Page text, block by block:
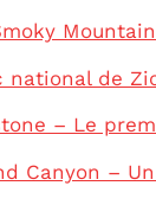
national de
– Le
Canyon –